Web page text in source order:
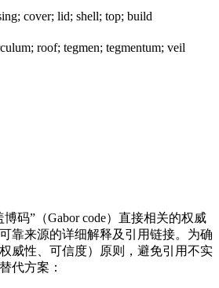
cover; lid; shell; top; build
roof; tegmen; tegmentum; veil
码”（Gabor code）直接相关的权威
靠来源的详细解释及引用链接。为确
威性、可信度）原则，避免引用不实
代方案：